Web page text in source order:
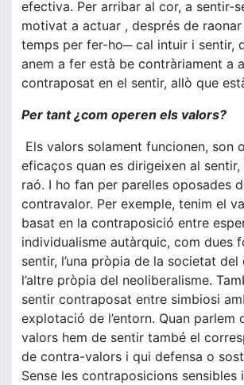
efectiva. Per arribar al cor, a sentir-
motivat a actuar , després de
temps per fer-ho─ cal intuir i sentir,
anem a fer està be contràriament a
contraposat en el sentir, allò que
Per tant ¿com operen els valors?
Els valors solament funcionen, son
eficaços quan es dirigeixen al sentir,
raó. I ho fan per parelles oposades
contravalor. Per exemple, tenim el
basat en la contraposició entre
individualisme autàrquic, com dues
sentir, l’una pròpia de la societat
l’altre pròpia del neoliberalisme.
sentir contraposat entre simbiosi
explotació de l’entorn. Quan parlem
valors hem de sentir també el
de contra-valors i qui defensa o
Sense les contraposicions sensibles